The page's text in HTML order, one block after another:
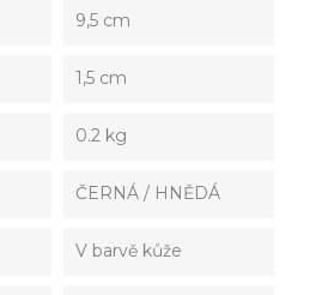
9,5 cm
1,5 cm
0.2 kg
ČERNÁ / HNĚDÁ
V barvě kůže